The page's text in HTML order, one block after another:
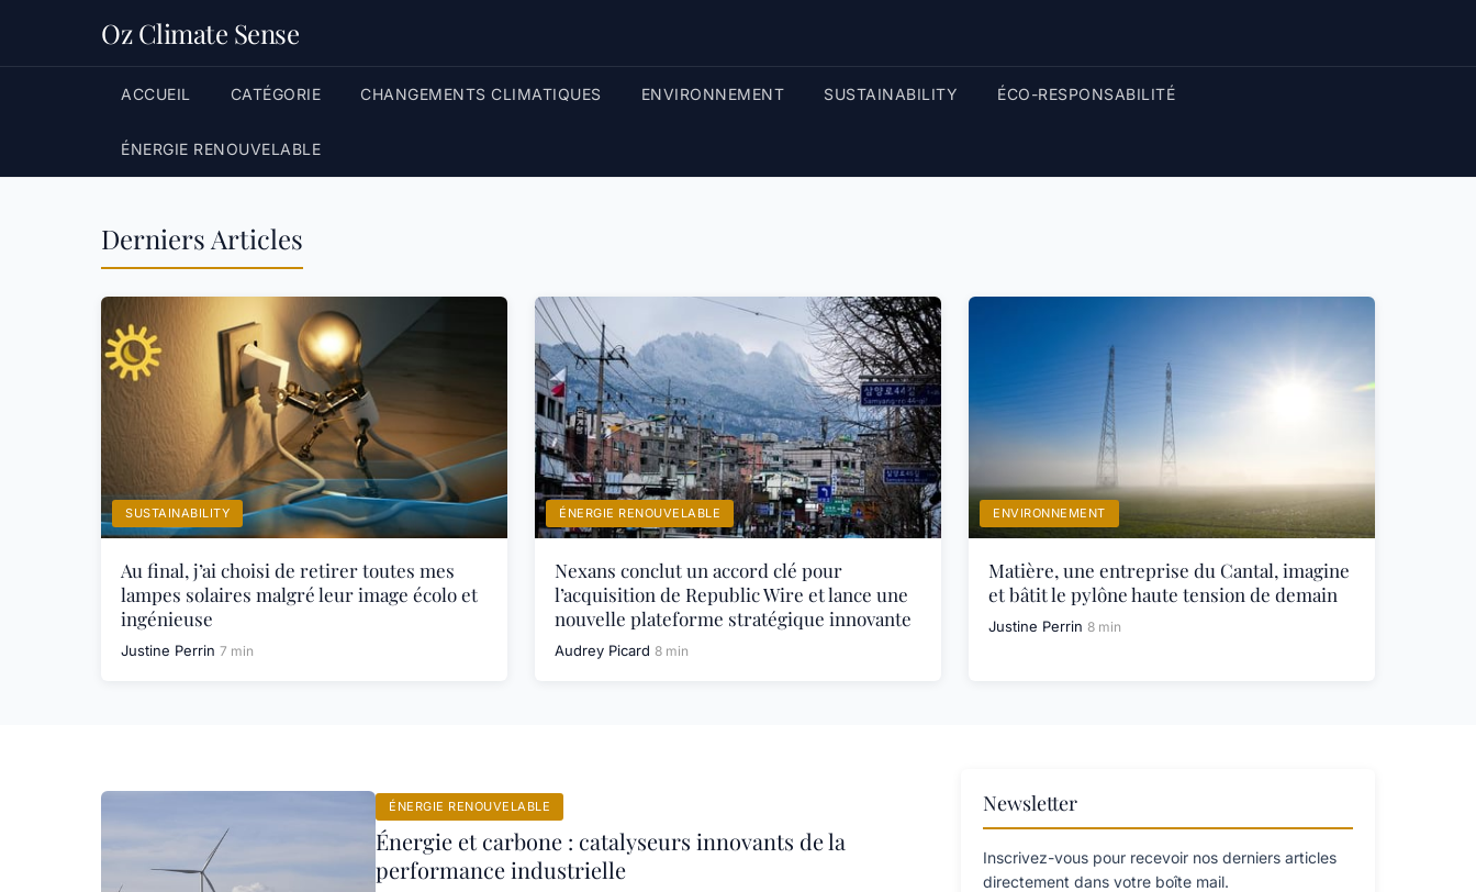
Oz Climate Sense
ACCUEIL CATÉGORIE CHANGEMENTS CLIMATIQUES ENVIRONNEMENT SUSTAINABILITY ÉCO-RESPONSABILITÉ
ÉNERGIE RENOUVELABLE
Derniers Articles
SUSTAINABILITY
Au final, j’ai choisi de retirer toutes mes
lampes solaires malgré leur image écolo et
ingénieuse
Justine Perrin 7 min
ÉNERGIE RENOUVELABLE
Nexans conclut un accord clé pour
l’acquisition de Republic Wire et lance une
nouvelle plateforme stratégique innovante
Audrey Picard 8 min
ENVIRONNEMENT
Matière, une entreprise du Cantal, imagine
et bâtit le pylône haute tension de demain
Justine Perrin 8 min
ÉNERGIE RENOUVELABLE
Énergie et carbone : catalyseurs innovants de la
performance industrielle
Newsletter
Inscrivez-vous pour recevoir nos derniers articles
directement dans votre boîte mail.